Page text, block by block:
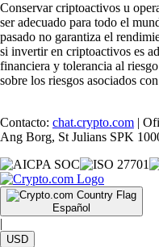
Conservar criptoactivos u
ser adecuado para todo el
pasado no garantiza el
si invertir en criptoactivos es
financiera y tolerancia al
sobre los riesgos asociados
Contacto: chat.crypto.com |
Ang Borg, St Julians SPK
Español
|
USD